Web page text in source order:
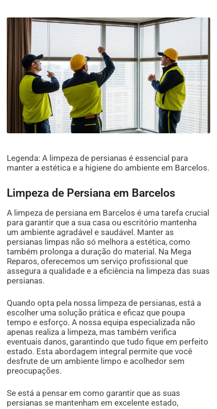
Legenda: A limpeza de persianas é essencial para
manter a estética e a higiene do ambiente em Barcelos.
Limpeza de Persiana em Barcelos
A limpeza de persiana em Barcelos é uma tarefa crucial
para garantir que a sua casa ou escritório mantenha
um ambiente agradável e saudável. Manter as
persianas limpas não só melhora a estética, como
também prolonga a duração do material. Na Mega
Reparos, oferecemos um serviço profissional que
assegura a qualidade e a eficiência na limpeza das suas
persianas.
Quando opta pela nossa limpeza de persianas, está a
escolher uma solução prática e eficaz que poupa
tempo e esforço. A nossa equipa especializada não
apenas realiza a limpeza, mas também verifica
eventuais danos, garantindo que tudo fique em perfeito
estado. Esta abordagem integral permite que você
desfrute de um ambiente limpo e acolhedor sem
preocupações.
Se está a pensar em como garantir que as suas
persianas se mantenham em excelente estado,